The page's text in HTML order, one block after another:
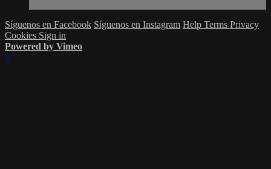
Síguenos en Facebook Síguenos en Instagram Help Terms Privacy
Cookies Sign in
Powered by Vimeo
×